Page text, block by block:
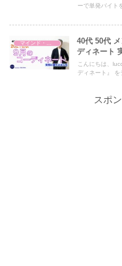
ーで単発バイト
40代 50代
ディネート
こんにちは、
ディネート』 を
スポ